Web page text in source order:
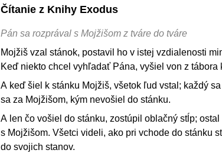
Čítanie z Knihy Exodus
Pán sa rozprával s Mojžišom z tváre do tváre
Mojžiš vzal stánok, postavil ho v istej vzdialenosti
Keď niekto chcel vyhľadať Pána, vyšiel von z tábora
A keď šiel k stánku Mojžiš, všetok ľud vstal; každý
sa za Mojžišom, kým nevošiel do stánku.
A len čo vošiel do stánku, zostúpil oblačný stĺp;
s Mojžišom. Všetci videli, ako pri vchode do stánku
do svojich stanov.